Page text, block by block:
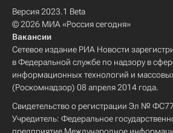
Версия 2023.1 Beta
© 2026 МИА «Россия сегодня»
Вакансии
Сетевое издание РИА Новости
в Федеральной службе по надзору в
информационных технологий и
(Роскомнадзор) 08 апреля 2014 года.
Свидетельство о регистрации Эл №
Учредитель: Федеральное